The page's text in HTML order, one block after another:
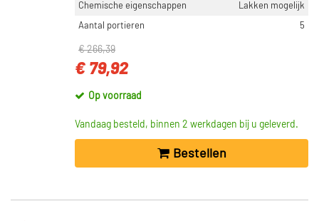
Chemische eigenschappen
Lakken mogelijk
Aantal portieren
5
€ 266,39
€ 79,92
Op voorraad
Vandaag besteld, binnen 2 werkdagen bij u geleverd.
Bestellen